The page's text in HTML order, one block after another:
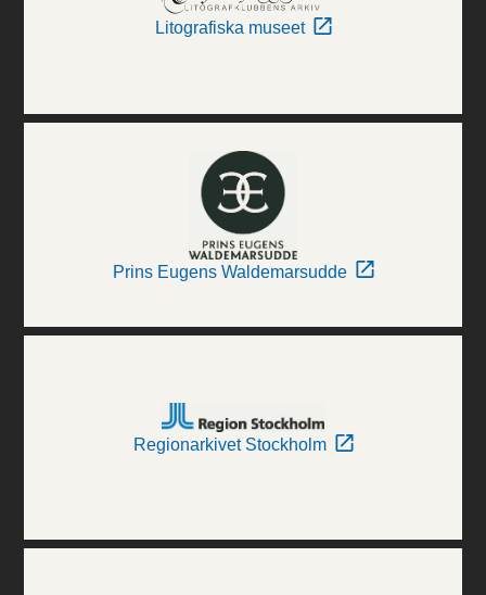
Litografiska museet
Prins Eugens Waldemarsudde
Regionarkivet Stockholm